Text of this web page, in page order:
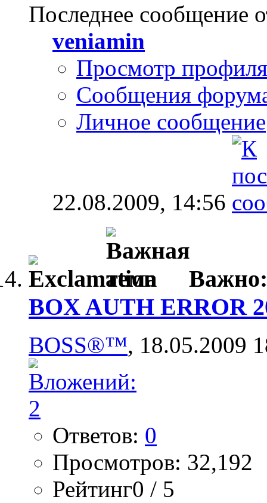
Последнее сообщение
veniamin
Просмотр профиля
Сообщения
Личное сообщение
22.08.2009, 14:56
BOX AUTH ERROR
BOSS®™, 18.05.2009
Ответов: 0
Просмотров: 32,192
Рейтинг0 / 5